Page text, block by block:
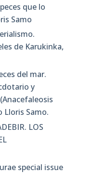
que lo
Samo
de Karukinka,
del mar.
y
Lloris Samo.
LOS
special issue